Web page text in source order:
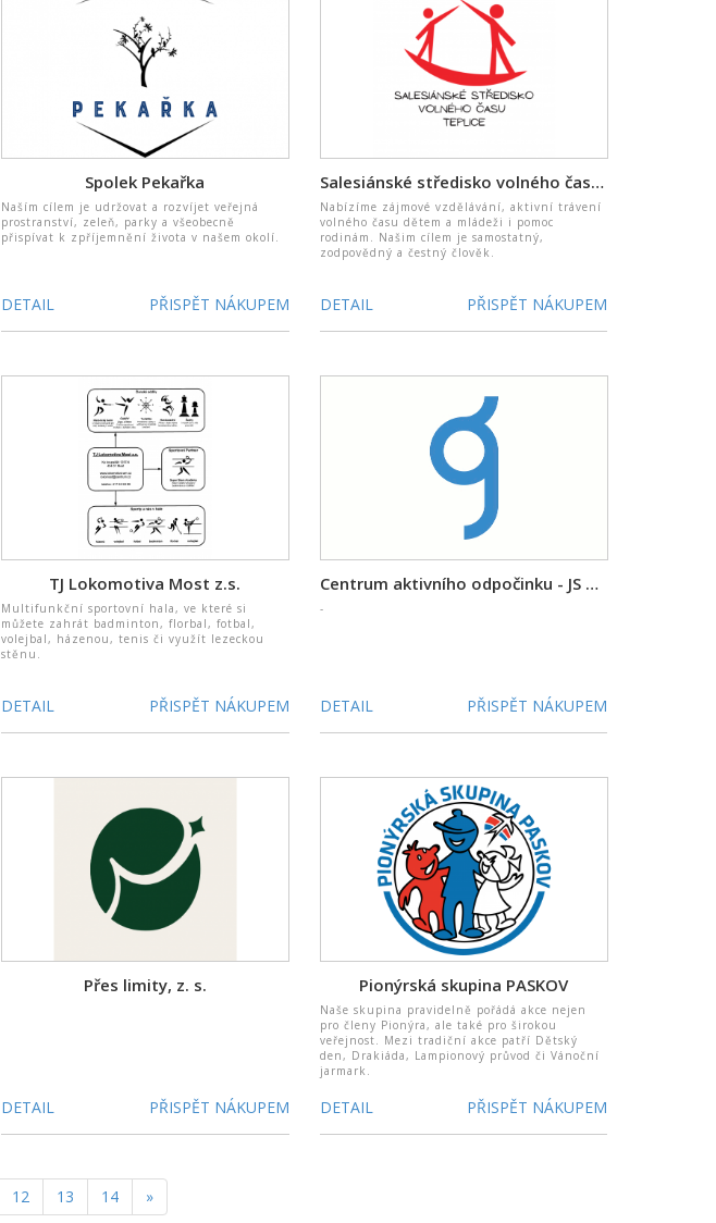
Spolek Pekařka
Naším cílem je udržovat a rozvíjet veřejná
prostranství, zeleň, parky a všeobecně
přispívat k zpříjemnění života v našem okolí.
DETAIL PŘISPĚT NÁKUPEM
Salesiánské středisko volného času Teplice
Nabízíme zájmové vzdělávání, aktivní trávení
volného času dětem a mládeži i pomoc
rodinám. Našim cílem je samostatný,
zodpovědný a čestný člověk.
DETAIL PŘISPĚT NÁKUPEM
TJ Lokomotiva Most z.s.
Multifunkční sportovní hala, ve které si
můžete zahrát badminton, florbal, fotbal,
volejbal, házenou, tenis či využít lezeckou
stěnu.
DETAIL PŘISPĚT NÁKUPEM
Centrum aktivního odpočinku - JS na Špičáku
-
DETAIL PŘISPĚT NÁKUPEM
Přes limity, z. s.
DETAIL PŘISPĚT NÁKUPEM
Pionýrská skupina PASKOV
Naše skupina pravidelně pořádá akce nejen
pro členy Pionýra, ale také pro širokou
veřejnost. Mezi tradiční akce patří Dětský
den, Drakiáda, Lampionový průvod či Vánoční
jarmark.
DETAIL PŘISPĚT NÁKUPEM
12 13 14 »